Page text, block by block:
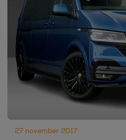
27 november 2017